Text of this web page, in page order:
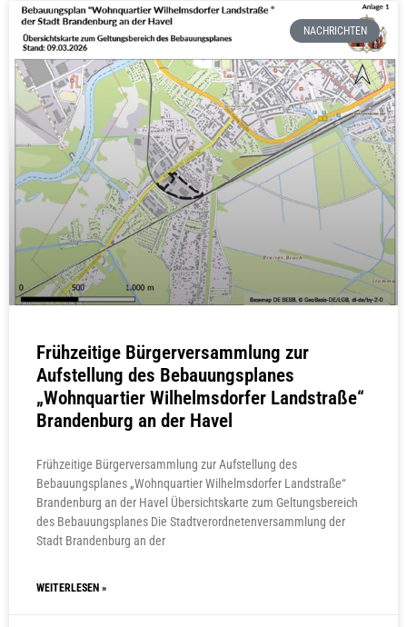
NACHRICHTEN
Frühzeitige Bürgerversammlung zur
Aufstellung des Bebauungsplanes
„Wohnquartier Wilhelmsdorfer Landstraße“
Brandenburg an der Havel
Frühzeitige Bürgerversammlung zur Aufstellung des
Bebauungsplanes „Wohnquartier Wilhelmsdorfer Landstraße“
Brandenburg an der Havel Übersichtskarte zum Geltungsbereich
des Bebauungsplanes Die Stadtverordnetenversammlung der
Stadt Brandenburg an der
WEITERLESEN »